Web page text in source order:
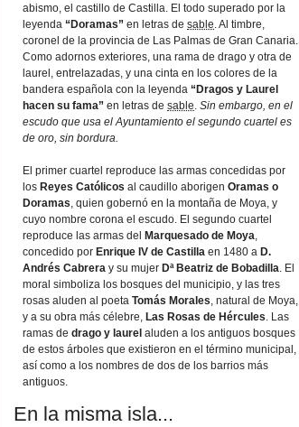
abismo, el castillo de Castilla. El todo superado por la
leyenda “Doramas” en letras de sable. Al timbre,
coronel de la provincia de Las Palmas de Gran Canaria.
Como adornos exteriores, una rama de drago y otra de
laurel, entrelazadas, y una cinta en los colores de la
bandera española con la leyenda “Dragos y Laurel
hacen su fama” en letras de sable. Sin embargo, en el
escudo que usa el Ayuntamiento el segundo cuartel es
de oro, sin bordura.
El primer cuartel reproduce las armas concedidas por
los Reyes Católicos al caudillo aborigen Oramas o
Doramas, quien gobernó en la montaña de Moya, y
cuyo nombre corona el escudo. El segundo cuartel
reproduce las armas del
Marquesado de Moya,
concedido por Enrique IV de Castilla en 1480 a D.
Andrés Cabrera y su mujer Dª Beatriz de Bobadilla. El
moral simboliza los bosques del municipio, y las tres
rosas aluden al poeta Tomás Morales, natural de Moya,
y a su obra más célebre, Las Rosas de Hércules. Las
ramas de drago y laurel aluden a los antiguos bosques
de estos árboles que existieron en el término municipal,
así como a los nombres de dos de los barrios más
antiguos.
En la misma isla...